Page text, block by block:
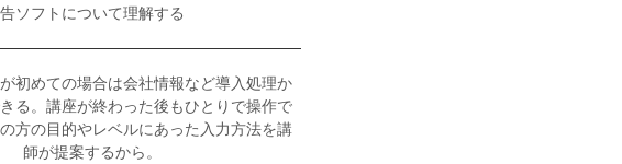
告ソフトについて理解する
初めての場合は会社情報など導入処理か
る。講座が終わった後もひとりで操作で
方の目的やレベルにあった入力方法を講
師が提案するから。